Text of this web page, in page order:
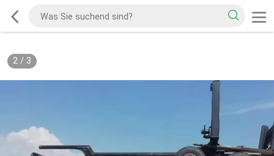
2/ 3